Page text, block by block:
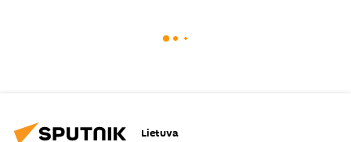
Lietuva